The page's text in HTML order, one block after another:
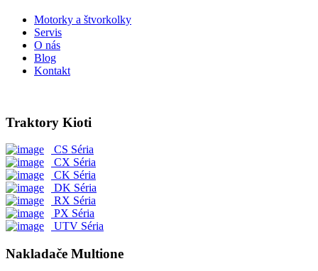
Motorky a štvorkolky
Servis
O nás
Blog
Kontakt
Traktory Kioti
CS Séria
CX Séria
CK Séria
DK Séria
RX Séria
PX Séria
UTV Séria
Nakladače Multione